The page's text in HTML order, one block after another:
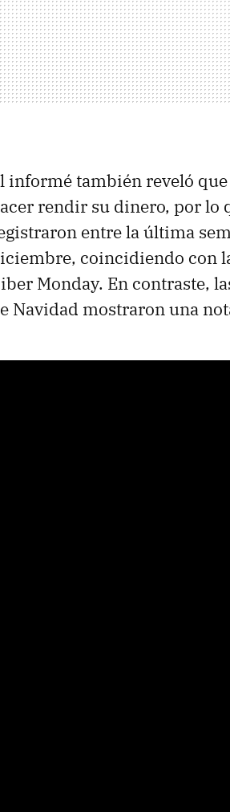
informé también reveló
rendir su dinero, por lo
entre la última
coincidiendo con
Monday. En contraste,
Navidad mostraron una